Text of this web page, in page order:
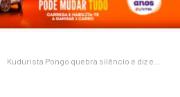
Kudurista Pongo quebra silêncio e diz estar a ser vítima de exploração por parte dos seus empresários